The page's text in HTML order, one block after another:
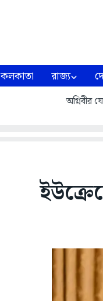
কলকাতা রাজ্য
অগ্নিবীর